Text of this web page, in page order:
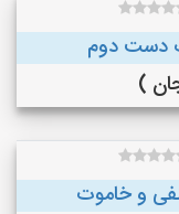
دست دوم
و خاموت